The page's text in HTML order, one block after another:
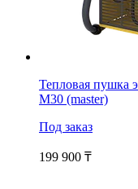
Тепловая пушка
M30 (master)
Под заказ
199 900 ₸